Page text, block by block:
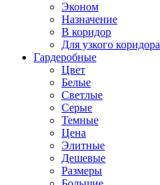
Эконом
Назначение
В коридор
Для узкого коридора
Гардеробные
Цвет
Белые
Светлые
Серые
Темные
Цена
Элитные
Дешевые
Размеры